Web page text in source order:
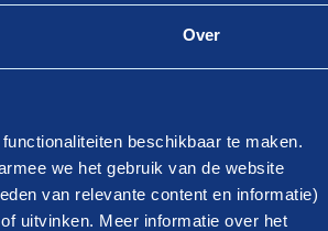
Over
beschikbaar te maken.
we het gebruik van de website
van relevante content en informatie)
uitvinken. Meer informatie over het